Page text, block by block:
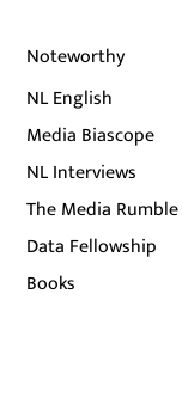
Noteworthy
NL English
Media Biascope
NL Interviews
The Media Rumble
Data Fellowship
Books